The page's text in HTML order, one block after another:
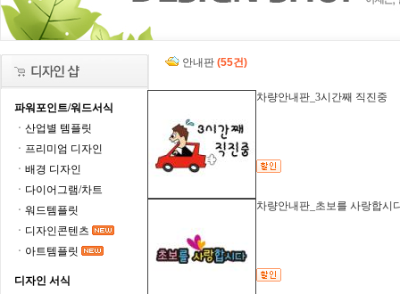
파워포인트/워드서식
ㆍ산업별 템플릿
ㆍ프리미엄 디자인
ㆍ배경 디자인
ㆍ다이어그램/차트
ㆍ워드템플릿
ㆍ디자인콘텐츠
ㆍ아트템플릿
디자인 서식
안내판 (55건)
차량안내판_3시간째 직진중
차량안내판_초보를 사랑합시